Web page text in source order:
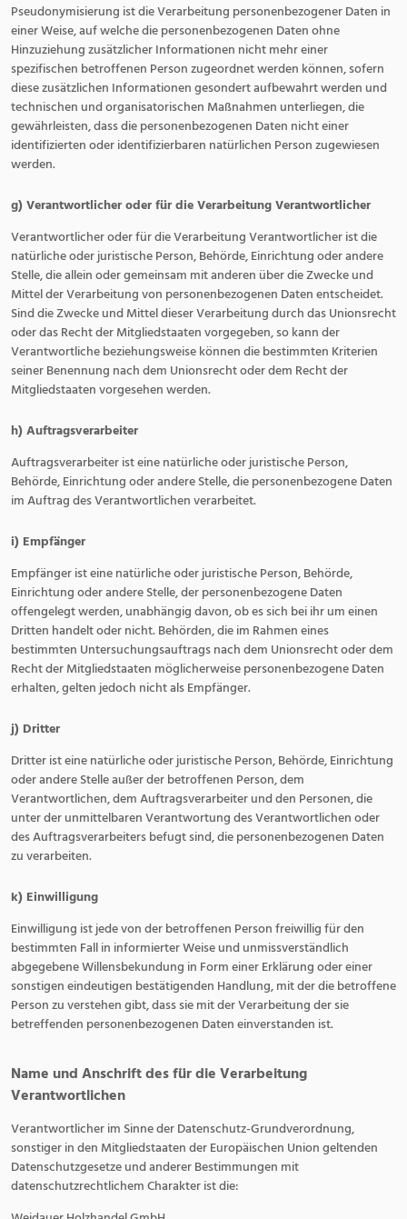
Pseudonymisierung ist die Verarbeitung personenbezogener Daten in
einer Weise, auf welche die personenbezogenen Daten ohne
Hinzuziehung zusätzlicher Informationen nicht mehr einer
spezifischen betroffenen Person zugeordnet werden können, sofern
diese zusätzlichen Informationen gesondert aufbewahrt werden und
technischen und organisatorischen Maßnahmen unterliegen, die
gewährleisten, dass die personenbezogenen Daten nicht einer
identifizierten oder identifizierbaren natürlichen Person zugewiesen
werden.
g) Verantwortlicher oder für die Verarbeitung Verantwortlicher
Verantwortlicher oder für die Verarbeitung Verantwortlicher ist die
natürliche oder juristische Person, Behörde, Einrichtung oder andere
Stelle, die allein oder gemeinsam mit anderen über die Zwecke und
Mittel der Verarbeitung von personenbezogenen Daten entscheidet.
Sind die Zwecke und Mittel dieser Verarbeitung durch das Unionsrecht
oder das Recht der Mitgliedstaaten vorgegeben, so kann der
Verantwortliche beziehungsweise können die bestimmten Kriterien
seiner Benennung nach dem Unionsrecht oder dem Recht der
Mitgliedstaaten vorgesehen werden.
h) Auftragsverarbeiter
Auftragsverarbeiter ist eine natürliche oder juristische Person,
Behörde, Einrichtung oder andere Stelle, die personenbezogene Daten
im Auftrag des Verantwortlichen verarbeitet.
i) Empfänger
Empfänger ist eine natürliche oder juristische Person, Behörde,
Einrichtung oder andere Stelle, der personenbezogene Daten
offengelegt werden, unabhängig davon, ob es sich bei ihr um einen
Dritten handelt oder nicht. Behörden, die im Rahmen eines
bestimmten Untersuchungsauftrags nach dem Unionsrecht oder dem
Recht der Mitgliedstaaten möglicherweise personenbezogene Daten
erhalten, gelten jedoch nicht als Empfänger.
j) Dritter
Dritter ist eine natürliche oder juristische Person, Behörde, Einrichtung
oder andere Stelle außer der betroffenen Person, dem
Verantwortlichen, dem Auftragsverarbeiter und den Personen, die
unter der unmittelbaren Verantwortung des Verantwortlichen oder
des Auftragsverarbeiters befugt sind, die personenbezogenen Daten
zu verarbeiten.
k) Einwilligung
Einwilligung ist jede von der betroffenen Person freiwillig für den
bestimmten Fall in informierter Weise und unmissverständlich
abgegebene Willensbekundung in Form einer Erklärung oder einer
sonstigen eindeutigen bestätigenden Handlung, mit der die betroffene
Person zu verstehen gibt, dass sie mit der Verarbeitung der sie
betreffenden personenbezogenen Daten einverstanden ist.
Name und Anschrift des für die Verarbeitung
Verantwortlichen
Verantwortlicher im Sinne der Datenschutz-Grundverordnung,
sonstiger in den Mitgliedstaaten der Europäischen Union geltenden
Datenschutzgesetze und anderer Bestimmungen mit
datenschutzrechtlichem Charakter ist die: